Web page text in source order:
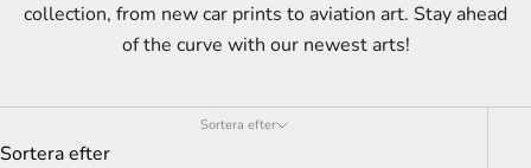
collection, from new car prints to aviation art. Stay ahead
of the curve with our newest arts!
Sortera efter
Sortera efter